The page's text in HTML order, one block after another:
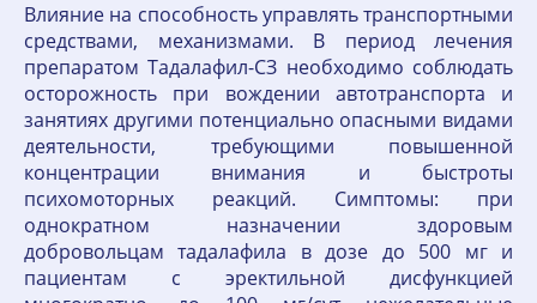
Влияние на способность управлять транспортными
средствами, механизмами. В период лечения
препаратом Тадалафил-СЗ необходимо соблюдать
осторожность при вождении автотранспорта и
занятиях другими потенциально опасными видами
деятельности, требующими повышенной
концентрации внимания и быстроты
психомоторных реакций. Симптомы: при
однократном назначении здоровым
добровольцам тадалафила в дозе до 500 мг и
пациентам с эректильной дисфункцией